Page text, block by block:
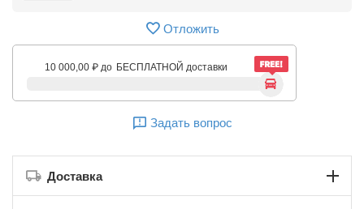
Отложить
10 000,00 ₽ до БЕСПЛАТНОЙ доставки
Задать вопрос
Доставка